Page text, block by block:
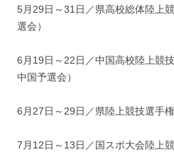
5月29日～31日／県高校総体陸上
選会）
6月19日～22日／中国高校陸上競
中国予選会）
6月27日～29日／県陸上競技選手
7月12日～13日／国スポ大会陸上